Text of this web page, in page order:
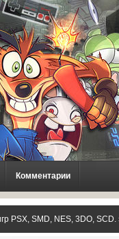
Комментарии
PSX, SMD, NES, 3DO, SCD.